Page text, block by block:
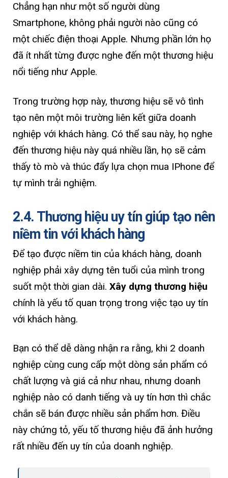
Chẳng hạn như một số người dùng
Smartphone, không phải người nào cũng có
một chiếc điện thoại Apple. Nhưng phần lớn họ
đã ít nhất từng được nghe đến một thương hiệu
nổi tiếng như Apple.
Trong trường hợp này, thương hiệu sẽ vô tình
tạo nên một môi trường liên kết giữa doanh
nghiệp với khách hàng. Có thể sau này, họ nghe
đến thương hiệu này quá nhiều lần, họ sẽ cảm
thấy tò mò và thúc đẩy lựa chọn mua IPhone để
tự mình trải nghiệm.
2.4. Thương hiệu uy tín giúp tạo nên
niềm tin với khách hàng
Để tạo được niềm tin của khách hàng, doanh
nghiệp phải xây dựng tên tuổi của mình trong
suốt một thời gian dài. Xây dựng thương hiệu
chính là yếu tố quan trọng trong việc tạo uy tín
với khách hàng.
Bạn có thể dễ dàng nhận ra rằng, khi 2 doanh
nghiệp cùng cung cấp một dòng sản phẩm có
chất lượng và giá cả như nhau, nhưng doanh
nghiệp nào có danh tiếng và uy tín hơn thì chắc
chắn sẽ bán được nhiều sản phẩm hơn. Điều
này chứng tỏ, yếu tố thương hiệu đã ảnh hưởng
rất nhiều đến uy tín của doanh nghiệp.